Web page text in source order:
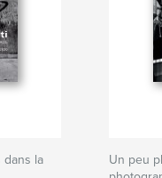
dans la
Un peu